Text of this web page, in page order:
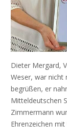
Dieter Mergard,
Weser, war nicht
begrüßen, er
Mitteldeutschen
Zimmermann
Ehrenzeichen